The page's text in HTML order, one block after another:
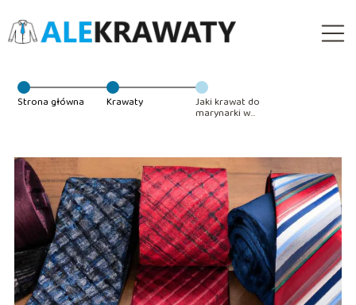
Strona główna Krawaty Jaki krawat do
marynarki w